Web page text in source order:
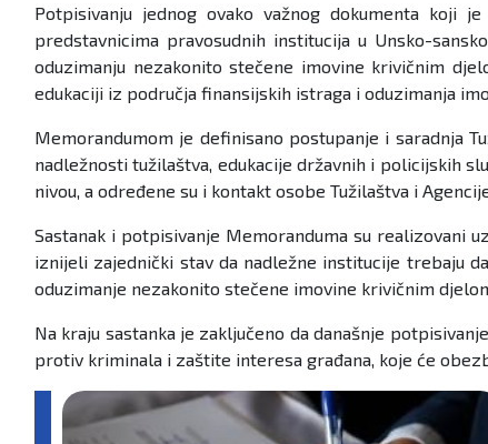
Potpisivanju jednog ovako važnog dokumenta koji
predstavnicima pravosudnih institucija u Unsko-
oduzimanju nezakonito stečene imovine krivičnim
edukaciji iz područja finansijskih istraga i oduzimanja
Memorandumom je definisano postupanje i saradnja
nadležnosti tužilaštva, edukacije državnih i policijskih
nivou, a određene su i kontakt osobe Tužilaštva i
Sastanak i potpisivanje Memoranduma su realizovani
iznijeli zajednički stav da nadležne institucije trebaju
oduzimanje nezakonito stečene imovine krivičnim
Na kraju sastanka je zaključeno da današnje
protiv kriminala i zaštite interesa građana, koje će